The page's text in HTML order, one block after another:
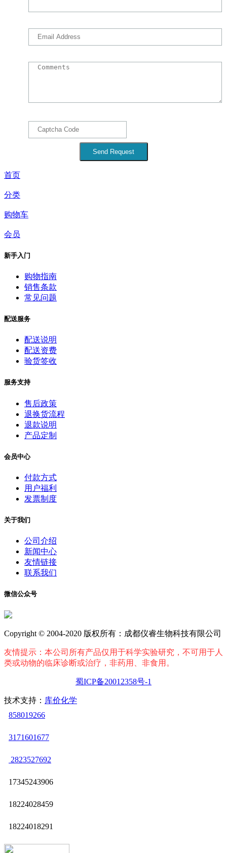
首页
分类
购物车
会员
新手入门
购物指南
销售条款
常见问题
配送服务
配送说明
配送资费
验货签收
服务支持
售后政策
退换货流程
退款说明
产品定制
会员中心
付款方式
用户福利
发票制度
关于我们
公司介绍
新闻中心
友情链接
联系我们
微信公众号
Copyright © 2004-2020 版权所有：成都仪睿生物科技有限公司
友情提示：本公司所有产品仅用于科学实验研究，不可用于人
类或动物的临床诊断或治疗，非药用、非食用。
蜀ICP备20012358号-1
技术支持： 库价化学
858019266
3171601677
2823527692
17345243906
18224028459
18224018291